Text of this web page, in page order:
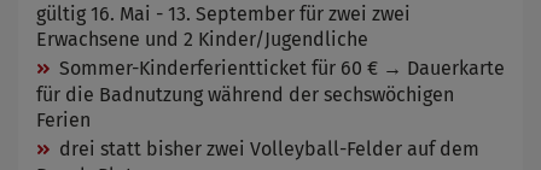
gültig 16. Mai - 13. September für zwei zwei
Erwachsene und 2 Kinder/Jugendliche
Sommer-Kinderferientticket für 60 € → Dauerkarte
für die Badnutzung während der sechswöchigen
Ferien
drei statt bisher zwei Volleyball-Felder auf dem